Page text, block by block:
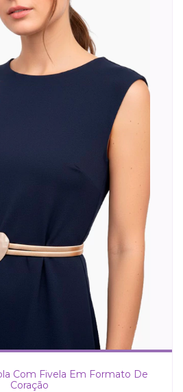
Com Fivela Em Formato De
Coração